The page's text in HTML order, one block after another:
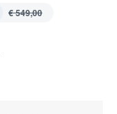
€ 549,00